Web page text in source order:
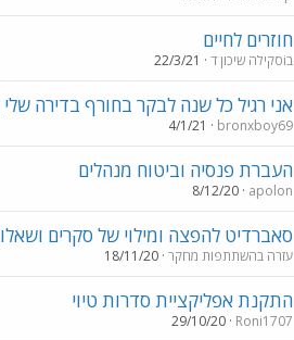
חוזרים לחיים
בiסקילה שיכון ד 22/3/21
אני רגיל כל שנה לבקר בחורף בדירה
bronxboy69
4/1/21
העברת פנסיה וביטוח מנהלים
apolon
8/12/20
סאברדיט להפצה ומילוי של סקרים
עזרה בהשתתפות מחקר 18/11/20
התקנת אפליקציית סדרות טיוי
Roni1707
29/10/20